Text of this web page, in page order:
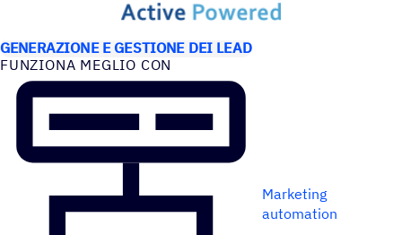
GENERAZIONE E GESTIONE DEI LEAD
FUNZIONA MEGLIO CON
Marketing
automation